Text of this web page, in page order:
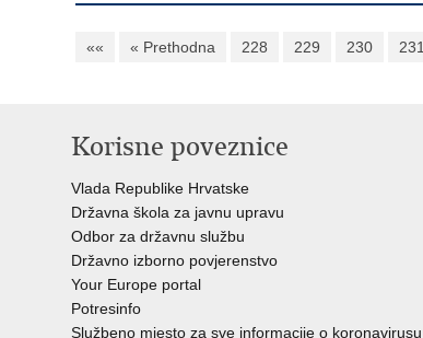
«« « Prethodna 228 229 230 231
Korisne poveznice
Vlada Republike Hrvatske
Državna škola za javnu upravu
Odbor za državnu službu
Državno izborno povjerenstvo
Your Europe portal
Potresinfo
Službeno mjesto za sve informacije o koronavirusu